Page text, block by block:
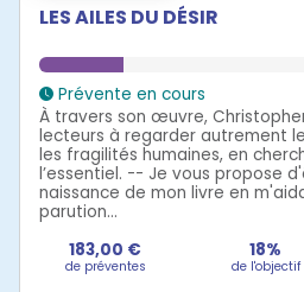
LES AILES DU DÉSIR
Prévente en cours
À travers son œuvre,
lecteurs à regarder autrement
les fragilités humaines, en
l’essentiel. -- Je vous propose
naissance de mon livre en
parution...
183,00 €
de préventes
18%
de l'objectif